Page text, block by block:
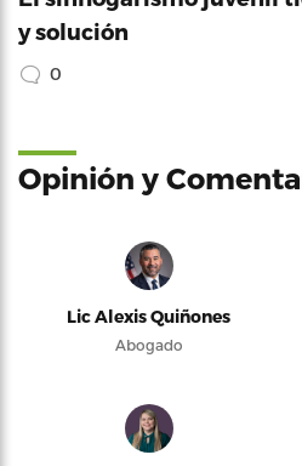
y solución
0
Opinión y
Lic Alexis Quiñones
Abogado